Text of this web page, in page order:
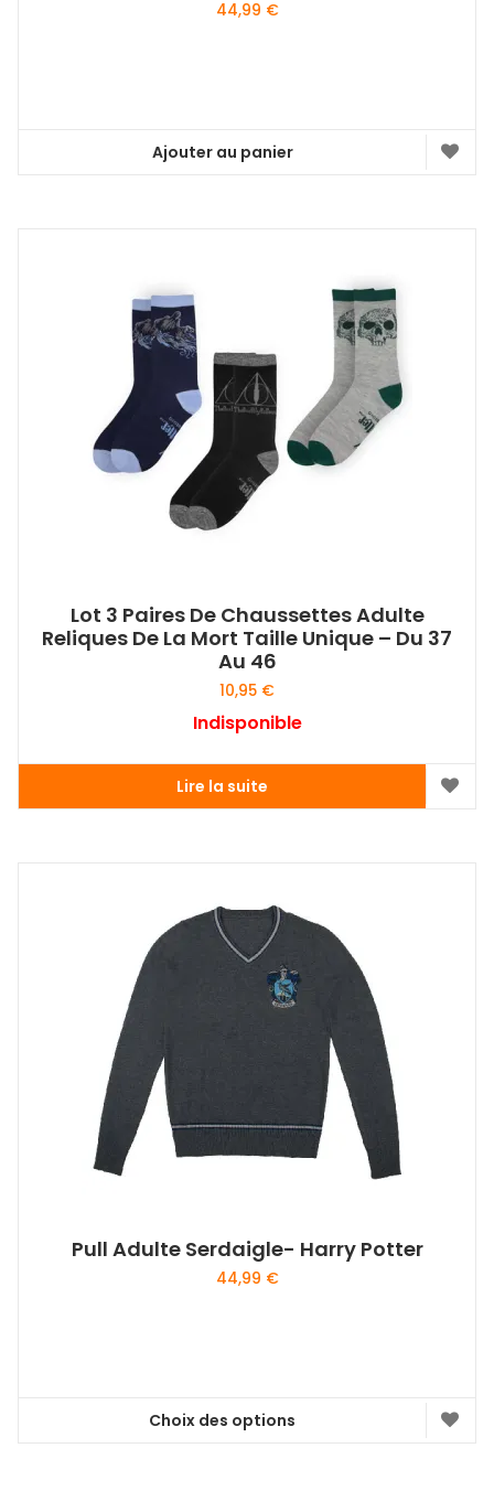
44,99 €
Ajouter au panier
Lot 3 Paires De Chaussettes Adulte
Reliques De La Mort Taille Unique – Du 37
Au 46
10,95 €
Indisponible
Lire la suite
Pull Adulte Serdaigle- Harry Potter
44,99 €
Choix des options
Ce